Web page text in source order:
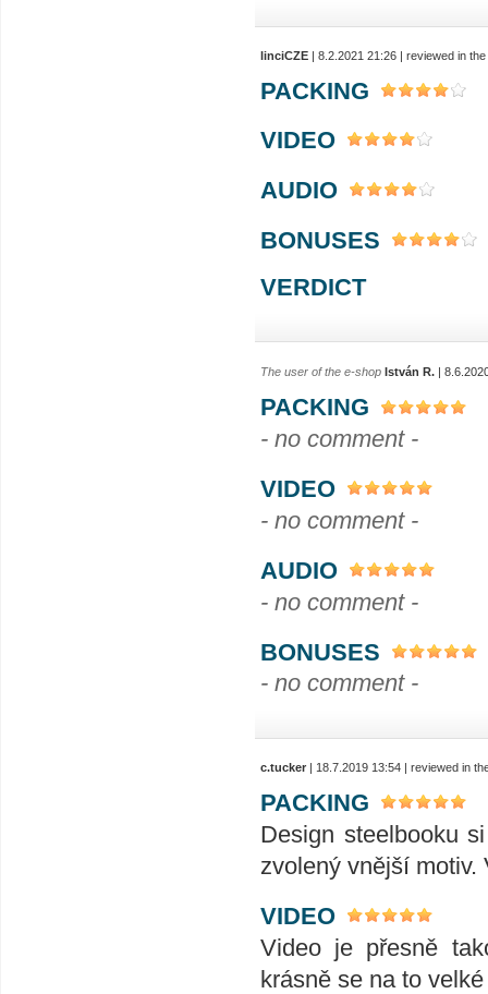
linciCZE | 8.2.2021 21:26 | reviewed in
PACKING
VIDEO
AUDIO
BONUSES
VERDICT
The user of the e-shop István R. |
PACKING
- no comment -
VIDEO
- no comment -
AUDIO
- no comment -
BONUSES
- no comment -
c.tucker | 18.7.2019 13:54 | reviewed in
PACKING
Design steelbooku
zvolený vnější
VIDEO
Video je přesně
krásně se na to